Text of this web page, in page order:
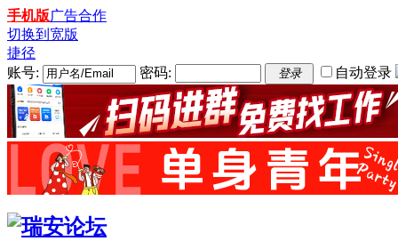
手机版广告合作
切换到宽版
捷径
账号:
密码: 登录 自动登录